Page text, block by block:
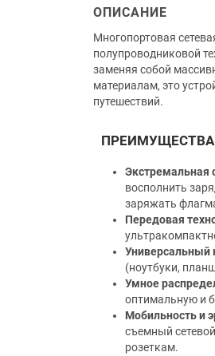
ОПИСАНИЕ
Многопортовая
полупроводниковой
заменяя собой
материалам, это
путешествий.
ПРЕИМУЩЕСТВА
Экстремальная
восполнить
заряжать
Передовая
Универсальный
(ноутбуки,
Умное
оптимальную и
Мобильность и
съемный
розеткам.